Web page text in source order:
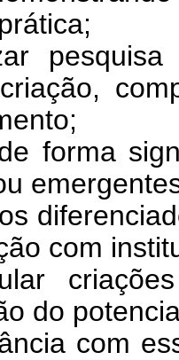
pesquisa
forma
com
do
com